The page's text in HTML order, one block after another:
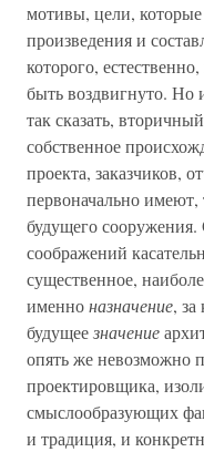
мотивы, цели,
произведения и
которого,
быть воздвигнуто. Но
так сказать,
собственное
проекта, заказчиков,
первоначально имеют,
будущего сооружения.
соображений
существенное,
именноназначение,
будущеезначение
опять же невозможно
проектировщика,
смыслообразующих
и традиция, и